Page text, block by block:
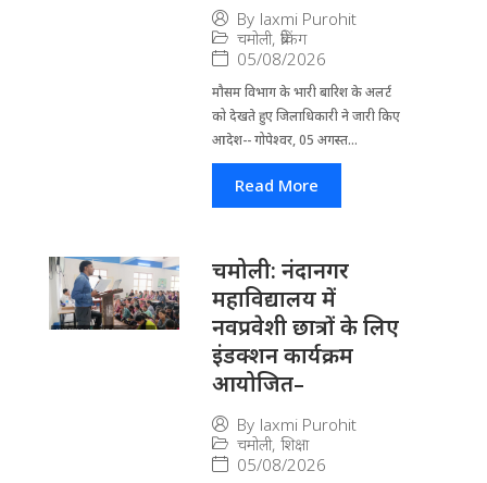
By laxmi Purohit
चमोली, ब्रेकिंग
05/08/2026
मौसम विभाग के भारी बारिश के अलर्ट
को देखते हुए जिला​धिकारी ने जारी किए
आदेश-- गोपेश्वर, 05 अगस्त...
Read More
चमोली: नंदानगर
महाविद्यालय में
नवप्रवेशी छात्रों के लिए
इंडक्शन कार्यक्रम
आयोजित–
By laxmi Purohit
चमोली, शिक्षा
05/08/2026